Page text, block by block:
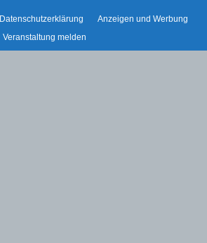
Datenschutzerklärung
Anzeigen und Werbung
Veranstaltung melden